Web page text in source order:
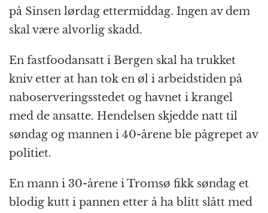
på Sinsen lørdag ettermiddag. Ingen av dem
skal være alvorlig skadd.
En fastfoodansatt i Bergen skal ha trukket
kniv etter at han tok en øl i arbeidstiden på
naboserveringsstedet og havnet i krangel
med de ansatte. Hendelsen skjedde natt til
søndag og mannen i 40-årene ble pågrepet av
politiet.
En mann i 30-årene i Tromsø fikk søndag et
blodig kutt i pannen etter å ha blitt slått med